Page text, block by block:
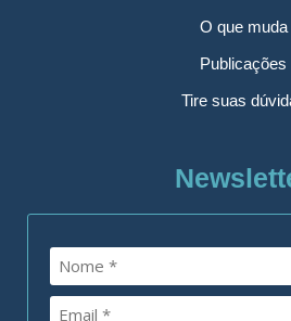
O que muda
Publicações
Tire suas